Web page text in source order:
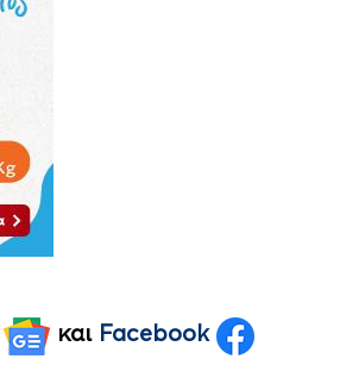
και Facebook